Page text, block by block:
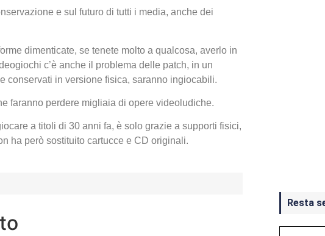
e sul futuro di tutti i media, anche dei
dimenticate, se tenete molto a qualcosa, averlo in
c’è anche il problema delle patch, in un
conservati in versione fisica, saranno ingiocabili.
faranno perdere migliaia di opere videoludiche.
a titoli di 30 anni fa, è solo grazie a supporti fisici,
ha però sostituito cartucce e CD originali.
Resta